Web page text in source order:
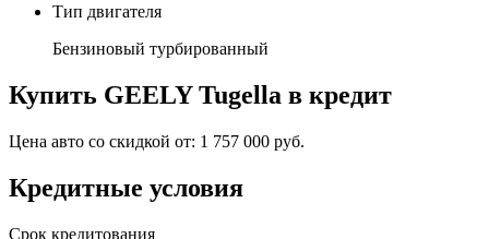
Тип двигателя
Бензиновый турбированный
Купить GEELY Tugella в кредит
Цена авто со скидкой от: 1 757 000 руб.
Кредитные условия
Срок кредитования